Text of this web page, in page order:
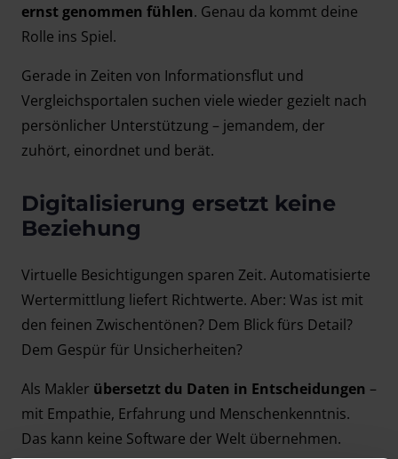
ernst genommen fühlen. Genau da kommt deine
Rolle ins Spiel.
Gerade in Zeiten von Informationsflut und
Vergleichsportalen suchen viele wieder gezielt nach
persönlicher Unterstützung – jemandem, der
zuhört, einordnet und berät.
Digitalisierung ersetzt keine
Beziehung
Virtuelle Besichtigungen sparen Zeit. Automatisierte
Wertermittlung liefert Richtwerte. Aber: Was ist mit
den feinen Zwischentönen? Dem Blick fürs Detail?
Dem Gespür für Unsicherheiten?
Als Makler übersetzt du Daten in Entscheidungen –
mit Empathie, Erfahrung und Menschenkenntnis.
Das kann keine Software der Welt übernehmen.